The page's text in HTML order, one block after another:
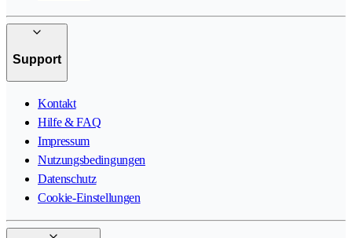
Support
Kontakt
Hilfe & FAQ
Impressum
Nutzungsbedingungen
Datenschutz
Cookie-Einstellungen